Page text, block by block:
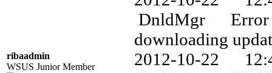
ribaadmin
WSUS Junior Member
DnldMgr Error
downloading
2012-10-22